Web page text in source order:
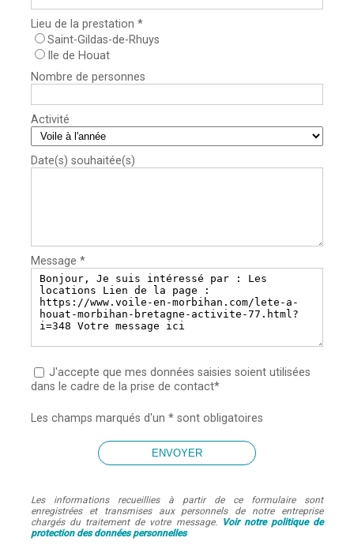
Lieu de la prestation *
Saint-Gildas-de-Rhuys
Ile de Houat
Nombre de personnes
Activité
Date(s) souhaitée(s)
Message *
J'accepte que mes données saisies soient utilisées
dans le cadre de la prise de contact*
Les champs marqués d'un * sont obligatoires
Les informations recueillies à partir de ce formulaire sont
enregistrées et transmises aux personnels de notre entreprise
chargés du traitement de votre message.Voir notre politique de
protection des données personnelles